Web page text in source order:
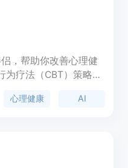
，帮助你改善心理健
为疗法（CBT）策略，
康支持，为用户提供
心理健康 AI